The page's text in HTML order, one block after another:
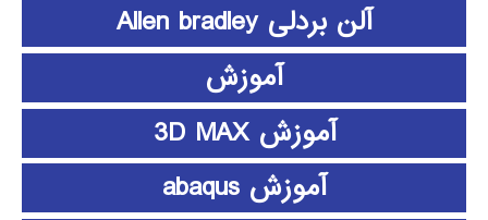
آلن بردلی Allen bradley
آموزش
آموزش 3D MAX
آموزش abaqus